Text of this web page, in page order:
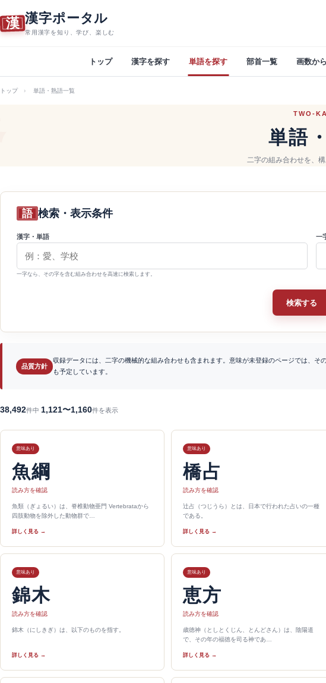
漢 漢字ポータル
常用漢字を知り、学び、楽しむ
トップ 漢字を探す 単語を探す 部首一覧 画数か
トップ 単語・熟語一覧
TWO-
単語
二字の組み合わせを、
語 検索・表示条件
漢字・単語
一字なら、その字を含む組み合わせを高速に検索します。
一
検索する
品質方針
収録データには、二字の機械的な組み合わせも含まれます。意味が未登録のページでは、
も予定しています。
38,492件中 1,121〜1,160件を表示
意味あり
魚綱
読み方を確認
魚類（ぎょるい）は、脊椎動物亜門 Vertebrataから
四肢動物を除外した動物群で…
詳しく見る →
意味あり
橋占
読み方を確認
辻占（つじうら）とは、日本で行われた占いの一種
である。
詳しく見る →
意味あり
錦木
読み方を確認
錦木（にしきぎ）は、以下のものを指す。
詳しく見る →
意味あり
恵方
読み方を確認
歳徳神（としとくじん、とんどさん）は、陰陽道
で、その年の福徳を司る神であ…
詳しく見る →